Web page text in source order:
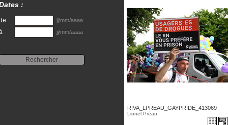
RIVA_LPREAU_GAYPRIDE_413069
Lionel Préau
:
jj/mm/aaaa
jj/mm/aaaa